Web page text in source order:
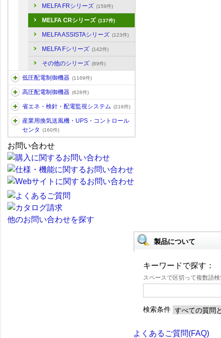
MELFA FRシリーズ (159件)
MELFA CRシリーズ (137件)
MELFA ASSISTAシリーズ (123件)
MELFA Fシリーズ (142件)
その他のシリーズ (89件)
低圧配電制御機器 (1169件)
高圧配電制御機器 (628件)
省エネ・検針・配電監視システム (216件)
産業用換気送風機・UPS・コントロール
センタ
(160件)
お問い合わせ
他のお問い合わせを探す
製品について
キーワードで探す：
スペースで区切って複数語
検索条件
よくあるご質問(FAQ)